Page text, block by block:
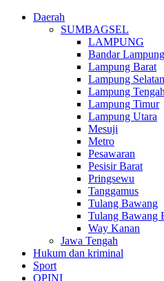
Daerah
SUMBAGSEL
LAMPUNG
Bandar Lampung
Lampung Barat
Lampung Selatan
Lampung Tengah
Lampung Timur
Lampung Utara
Mesuji
Metro
Pesawaran
Pesisir Barat
Pringsewu
Tanggamus
Tulang Bawang
Tulang Bawang
Way Kanan
Jawa Tengah
Hukum dan kriminal
Sport
OPINI